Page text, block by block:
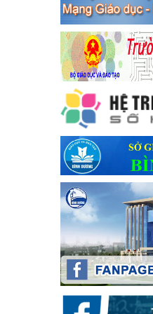
Ngày ban hành: 04/03/2024
Kế hoạch Tổ chức Hội trại
Cát Lần thứ VIII, năm học
Kế hoạch Tổ chức Hội trại
Lần thứ VIII, năm học 2023-
Ngày ban hành: 28/12/2023
Phối hợp rà soát nhu cầu
Phối hợp rà soát nhu cầu tiêm
Ngày ban hành: 22/11/2023
Phát động, triển khai Cuộc
cười ngày mai" dành cho
năm học 2023-2024
Phát động, triển khai Cuộc thi
ngày mai" dành cho học sinh
Ngày ban hành: 22/11/2023
Nhắc nhỡ thực hiện thanh